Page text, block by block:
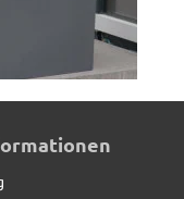
Pflanzkübel,